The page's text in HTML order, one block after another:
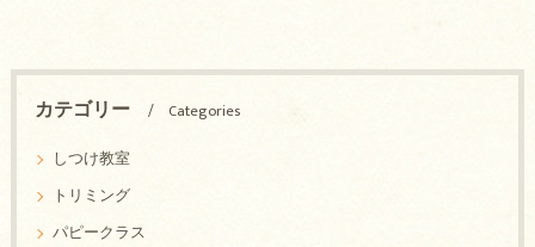
カテゴリー
Categories
しつけ教室
トリミング
パピークラス